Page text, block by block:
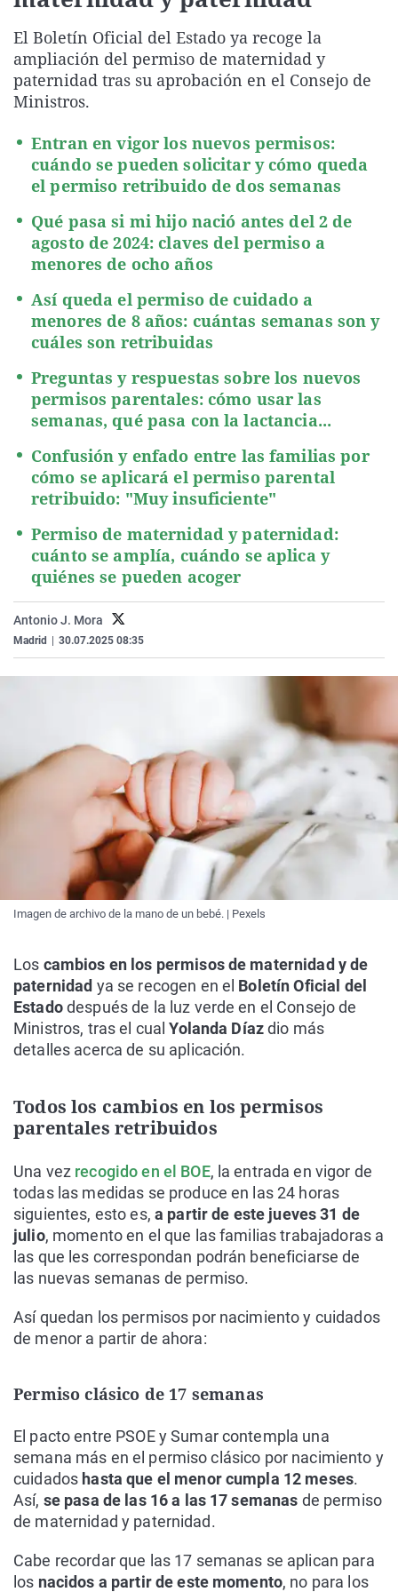
Gente viajera
Como el perro y el
Retornados
Equipo de
Galicia
La Rioja
País Vasco
Televisión
Elecciones
El Boletín Oficial del Estado ya recoge la
ampliación del permiso de maternidad y
paternidad tras su aprobación en el Consejo de
Ministros.
Entran en vigor los nuevos permisos:
cuándo se pueden solicitar y cómo queda
el permiso retribuido de dos semanas
Qué pasa si mi hijo nació antes del 2 de
agosto de 2024: claves del permiso a
menores de ocho años
Así queda el permiso de cuidado a
menores de 8 años: cuántas semanas son y
cuáles son retribuidas
Preguntas y respuestas sobre los nuevos
permisos parentales: cómo usar las
semanas, qué pasa con la lactancia...
Confusión y enfado entre las familias por
cómo se aplicará el permiso parental
retribuido: "Muy insuficiente"
Permiso de maternidad y paternidad:
cuánto se amplía, cuándo se aplica y
quiénes se pueden acoger
Antonio J. Mora
Madrid 30.07.2025 08:35
Imagen de archivo de la mano de un bebé. | Pexels
Los cambios en los permisos de maternidad y de
paternidad ya se recogen en el Boletín Oficial del
Estadodespués de la luz verde en el Consejo de
Ministros, tras el cualYolanda Díazdio más
detalles acerca de su aplicación.
Todos los cambios en los permisos
parentales retribuidos
Una vez recogido en el BOE, la entrada en vigor de
todas las medidas se produce en las 24 horas
siguientes, esto es, a partir de este jueves 31 de
julio, momento en el que las familias trabajadoras a
las que les correspondan podrán beneficiarse de
las nuevas semanas de permiso.
Así quedan los permisos por nacimiento y cuidados
de menor a partir de ahora:
Permiso clásico de 17 semanas
El pacto entre PSOE y Sumar contempla una
semana más en el permiso clásico por nacimiento y
cuidados hasta que el menor cumpla 12 meses.
Así, se pasa de las 16 a las 17 semanas de permiso
de maternidad y paternidad.
Cabe recordar que las 17 semanas se aplican para
los nacidos a partir de este momento, no para los